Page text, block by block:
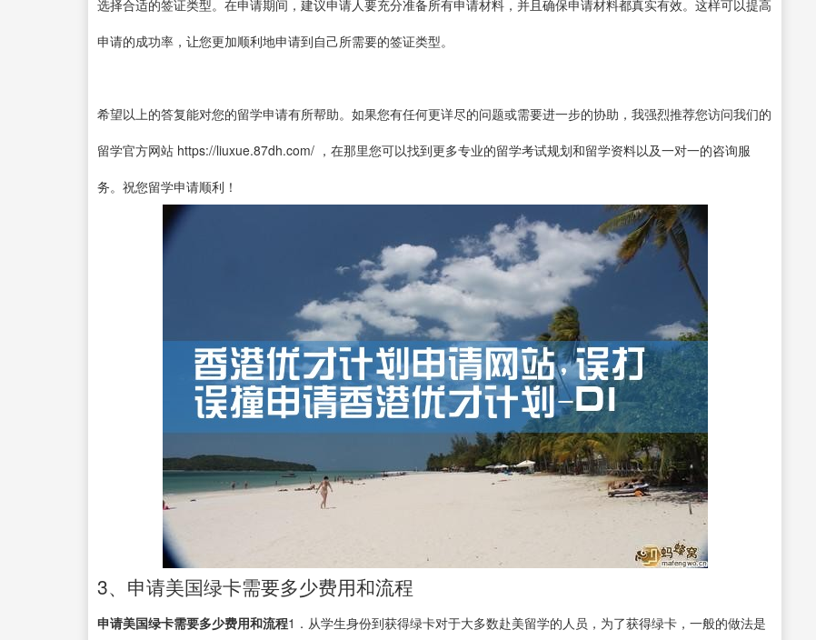
选择合适的签证类型。在申请期间，建议申请人要充分准备所有申请材料，并且确保申请材料都真实有效。这样可以提高
申请的成功率，让您更加顺利地申请到自己所需要的签证类型。
希望以上的答复能对您的留学申请有所帮助。如果您有任何更详尽的问题或需要进一步的协助，我强烈推荐您访问我们的
留学官方网站 https://liuxue.87dh.com/ ，在那里您可以找到更多专业的留学考试规划和留学资料以及一对一的咨询服
务。祝您留学申请顺利！
3、申请美国绿卡需要多少费用和流程
申请美国绿卡需要多少费用和流程1．从学生身份到获得绿卡对于大多数赴美留学的人员，为了获得绿卡，一般的做法是